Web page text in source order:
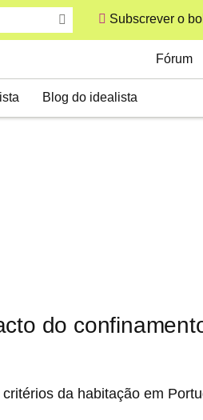
Subscrever o
Blog do idealista
Fórum
do
da habitação em